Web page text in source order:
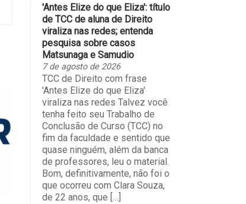
'Antes Elize do que Eliza': título
de TCC de aluna de Direito
viraliza nas redes; entenda
pesquisa sobre casos
Matsunaga e Samudio
7 de agosto de 2026
TCC de Direito com frase
'Antes Elize do que Eliza'
viraliza nas redes Talvez você
tenha feito seu Trabalho de
Conclusão de Curso (TCC) no
fim da faculdade e sentido que
quase ninguém, além da banca
de professores, leu o material.
Bom, definitivamente, não foi o
que ocorreu com Clara Souza,
de 22 anos, que […]